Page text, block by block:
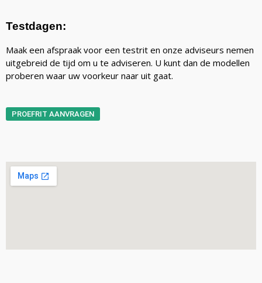
Testdagen:
Maak een afspraak voor een testrit en onze adviseurs nemen
uitgebreid de tijd om u te adviseren. U kunt dan de modellen
proberen waar uw voorkeur naar uit gaat.
PROEFRIT AANVRAGEN